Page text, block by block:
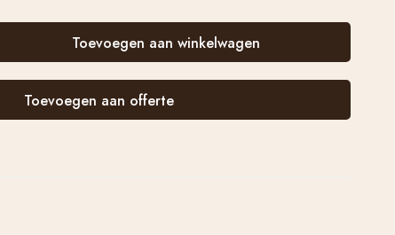
Toevoegen aan winkelwagen
Toevoegen aan offerte